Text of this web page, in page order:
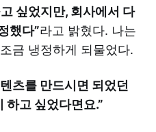
싶었지만, 회사에서 다
했다”라고 밝혔다. 나는
금 냉정하게 되물었다.
츠를 만드시면 되었던
하고 싶었다면요.”